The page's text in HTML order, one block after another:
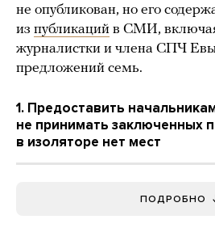
не опубликован, но его
из публикаций в СМИ,
журналистки и члена СПЧ
предложений семь.
1. Предоставить
не принимать заключенных
в изоляторе нет мест
ПОДРОБНО